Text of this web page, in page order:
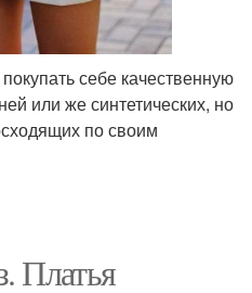
себе качественную
или же синтетических, но
по своим
Платья